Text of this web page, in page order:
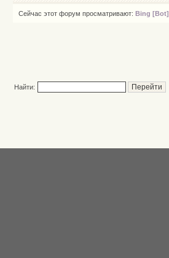
Сейчас этот форум просматривают: Bing [Bot]
Найти: